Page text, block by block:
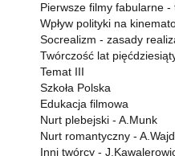
Pierwsze filmy fabularne
Wpływ polityki na
Socrealizm - zasady
Twórczość lat
Temat III
Szkoła Polska
Edukacja filmowa
Nurt plebejski - A.Munk
Nurt romantyczny -
Inni twórcy -